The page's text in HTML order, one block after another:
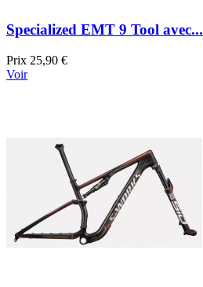
Specialized EMT 9 Tool avec...
Prix 25,90 €
Voir